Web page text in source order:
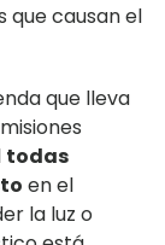
que causan el
que lleva
todas
en el
la luz o